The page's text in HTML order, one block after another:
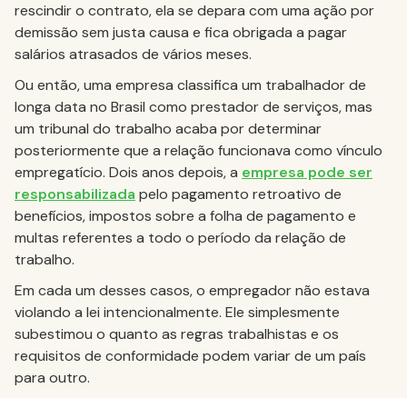
rescindir o contrato, ela se depara com uma ação por
demissão sem justa causa e fica obrigada a pagar
salários atrasados de vários meses.
Ou então, uma empresa classifica um trabalhador de
longa data no Brasil como prestador de serviços, mas
um tribunal do trabalho acaba por determinar
posteriormente que a relação funcionava como vínculo
empregatício. Dois anos depois, a empresa pode ser
responsabilizada pelo pagamento retroativo de
benefícios, impostos sobre a folha de pagamento e
multas referentes a todo o período da relação de
trabalho.
Em cada um desses casos, o empregador não estava
violando a lei intencionalmente. Ele simplesmente
subestimou o quanto as regras trabalhistas e os
requisitos de conformidade podem variar de um país
para outro.